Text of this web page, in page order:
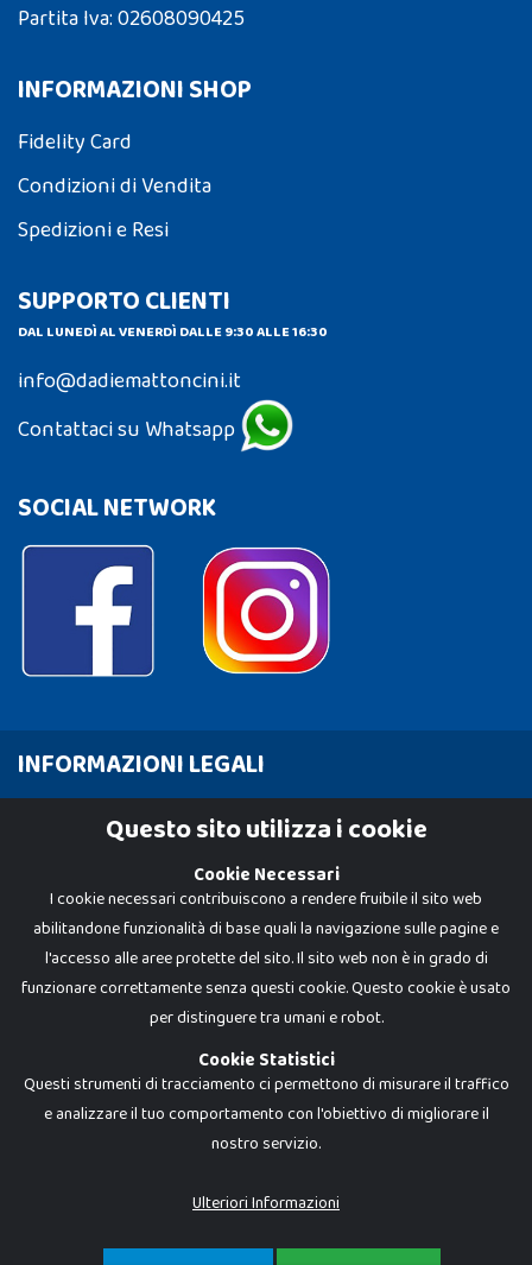
Partita Iva: 02608090425
INFORMAZIONI SHOP
Fidelity Card
Condizioni di Vendita
Spedizioni e Resi
SUPPORTO CLIENTI
DAL LUNEDÌ AL VENERDÌ DALLE 9:30 ALLE 16:30
info@dadiemattoncini.it
Contattaci su Whatsapp
SOCIAL NETWORK
INFORMAZIONI LEGALI
Cookie Policy
Dadi e Mattoncini è un brand di Giocabene Srl. Ogni riproduzione o utilizzo non
I prezzi e le promozioni pubblicate potrebbero differire da quanto esposto in
P.IVA 02608090425 - REA AN201199 - C.S. 10.000 i.v.
Questo sito utilizza i cookie
Cookie Necessari
I cookie necessari contribuiscono a rendere fruibile il sito web
abilitandone funzionalità di base quali la navigazione sulle pagine e
l'accesso alle aree protette del sito. Il sito web non è in grado di
funzionare correttamente senza questi cookie. Questo cookie è usato
per distinguere tra umani e robot.
Cookie Statistici
Questi strumenti di tracciamento ci permettono di misurare il traffico
e analizzare il tuo comportamento con l'obiettivo di migliorare il
nostro servizio.
Ulteriori Informazioni